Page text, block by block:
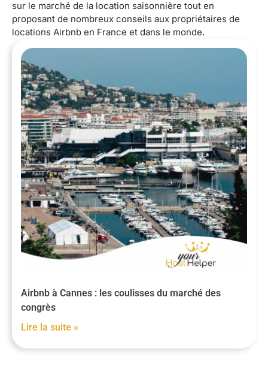
sur le marché de la location saisonnière tout en
proposant de nombreux conseils aux propriétaires de
locations Airbnb en France et dans le monde.
Airbnb à Cannes : les coulisses du marché des
congrès
Lire la suite »